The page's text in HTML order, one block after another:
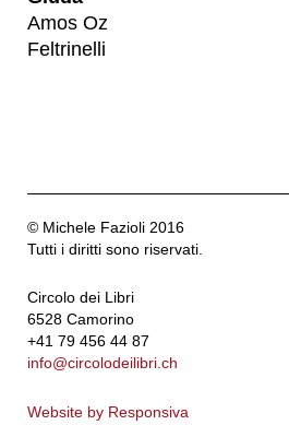
Amos Oz
Feltrinelli
© Michele Fazioli 2016
Tutti i diritti sono riservati.
Circolo dei Libri
6528 Camorino
+41 79 456 44 87
info@circolodeilibri.ch
Website by Responsiva